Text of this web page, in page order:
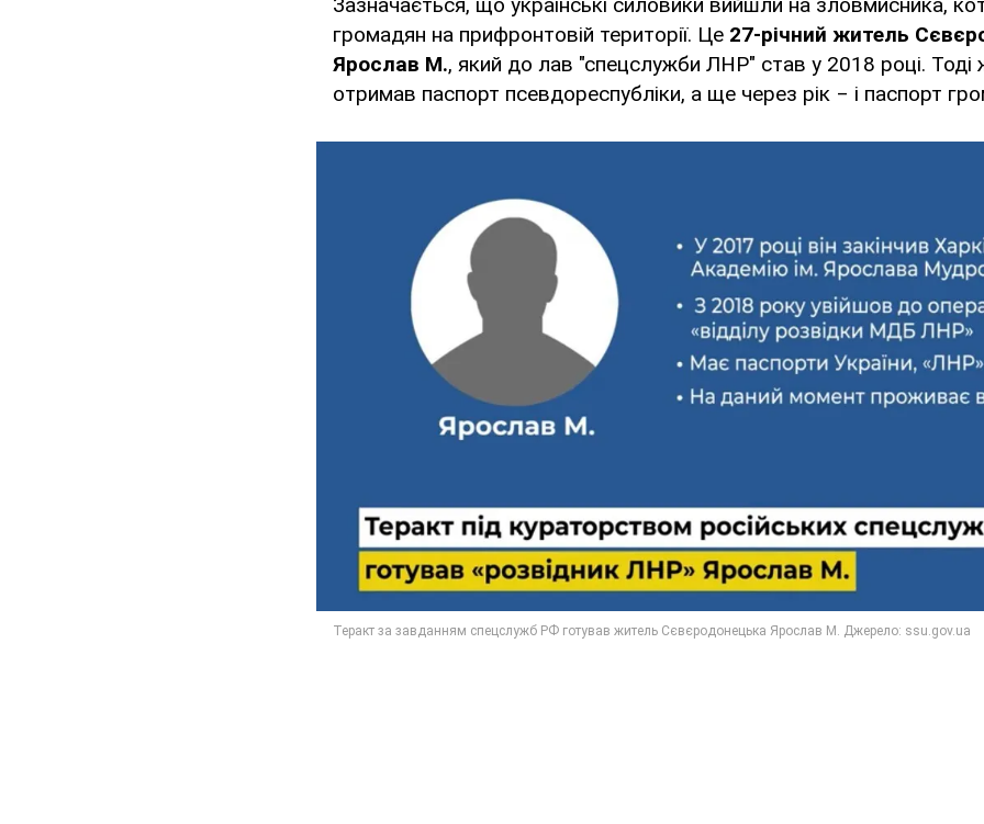
громадян на прифронтовій території. Це 27-річний житель
Ярослав М., який до лав "спецслужби ЛНР" став у 2018 році. Тоді
отримав паспорт псевдореспубліки, а ще через рік ‒ і паспорт